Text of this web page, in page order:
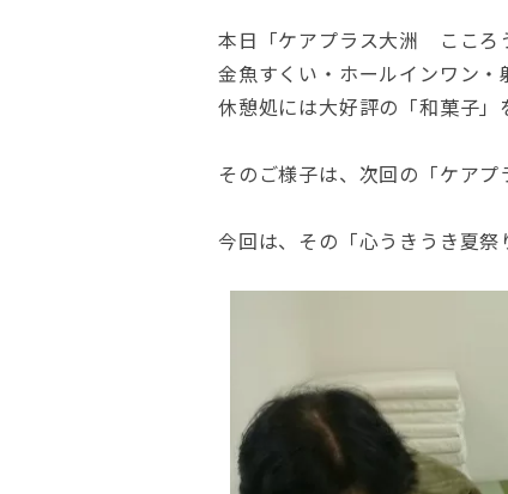
本日「ケアプラス大洲 こころ
金魚すくい・ホールインワン
休憩処には大好評の「和菓子
そのご様子は、次回の「ケア
今回は、その「心うきうき夏祭